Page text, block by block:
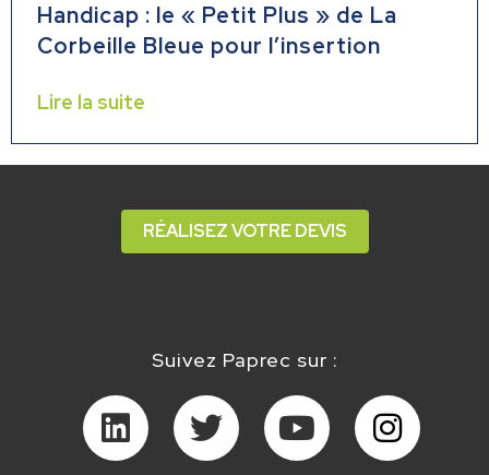
Handicap : le « Petit Plus » de La
Corbeille Bleue pour l’insertion
Lire la suite
RÉALISEZ VOTRE DEVIS
Suivez Paprec sur :